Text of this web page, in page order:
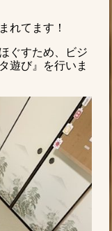
れてます！
ぐすため、ビジ
遊び』を行いま